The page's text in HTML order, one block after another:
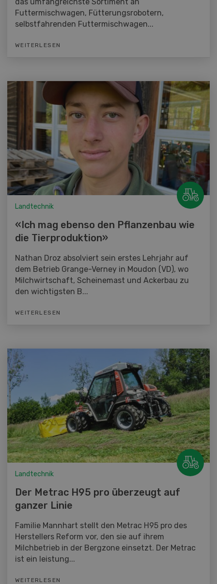
Futtermischwagen, Fütterungsrobotern,
selbstfahrenden Futtermischwagen...
WEITERLESEN
Landtechnik
«Ich mag ebenso den Pflanzenbau wie
die Tierproduktion»
Nathan Droz absolviert sein erstes Lehrjahr auf
dem Betrieb Grange-Verney in Moudon (VD), wo
Milchwirtschaft, Scheinemast und Ackerbau zu
den wichtigsten B...
WEITERLESEN
Landtechnik
Der Metrac H95 pro überzeugt auf
ganzer Linie
Familie Mannhart stellt den Metrac H95 pro des
Herstellers Reform vor, den sie auf ihrem
Milchbetrieb in der Bergzone einsetzt. Der Metrac
ist ein leistung...
WEITERLESEN